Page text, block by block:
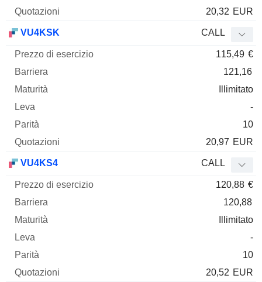
20,32 EUR
VU4KSK CALL
115,49 €
121,16
Illimitato
-
10
20,97 EUR
VU4KS4 CALL
120,88 €
120,88
Illimitato
-
10
20,52 EUR